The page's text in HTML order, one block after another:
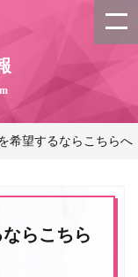
希望するならこちらへ
らこちら